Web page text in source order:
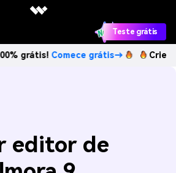
Teste grátis
Comece grátis→ Crie
editor de